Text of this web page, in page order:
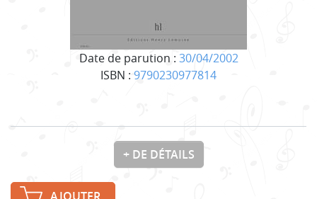
Date de parution : 30/04/2002
ISBN : 9790230977814
+ DE DÉTAILS
AJOUTER